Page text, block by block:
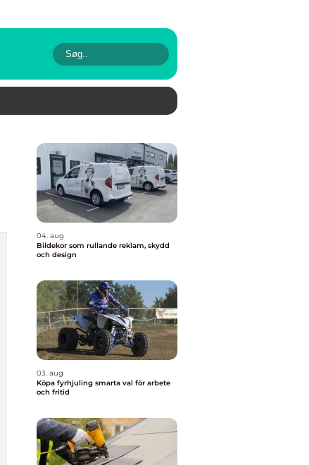
04. aug
Bildekor som rullande reklam, skydd
och design
03. aug
Köpa fyrhjuling smarta val för arbete
och fritid